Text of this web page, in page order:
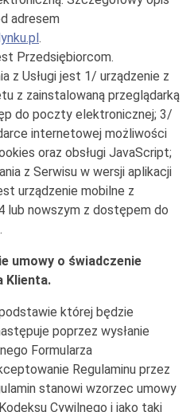
adresem
.
Przedsiębiorcom.
z Usługi jest 1/ urządzenie z
z zainstalowaną przeglądarką
do poczty elektronicznej; 3/
internetowej możliwości
oraz obsługi JavaScript;
z Serwisu w wersji aplikacji
urządzenie mobilne z
lub nowszym z dostępem do
umowy o świadczenie
Klienta.
której będzie
poprzez wysłanie
Formularza
Regulaminu przez
stanowi wzorzec umowy
Cywilnego i jako taki